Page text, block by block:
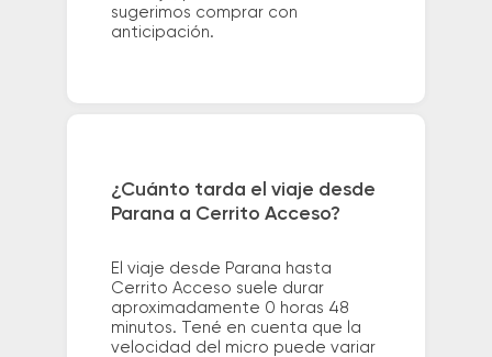
sugerimos comprar con
anticipación.
¿Cuánto tarda el viaje desde
Parana a Cerrito Acceso?
El viaje desde Parana hasta
Cerrito Acceso suele durar
aproximadamente 0 horas 48
minutos. Tené en cuenta que la
velocidad del micro puede variar